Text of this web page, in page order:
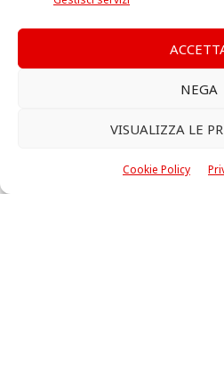
NEGA
VISUALIZZA LE
Cookie Policy